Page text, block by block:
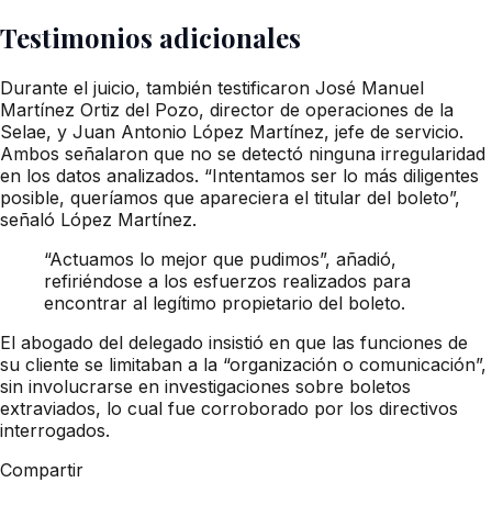
Testimonios adicionales
Durante el juicio, también testificaron José Manuel
Martínez Ortiz del Pozo, director de operaciones de la
Selae, y Juan Antonio López Martínez, jefe de servicio.
Ambos señalaron que no se detectó ninguna irregularidad
en los datos analizados. “Intentamos ser lo más diligentes
posible, queríamos que apareciera el titular del boleto”,
señaló López Martínez.
“Actuamos lo mejor que pudimos”, añadió,
refiriéndose a los esfuerzos realizados para
encontrar al legítimo propietario del boleto.
El abogado del delegado insistió en que las funciones de
su cliente se limitaban a la “organización o comunicación”,
sin involucrarse en investigaciones sobre boletos
extraviados, lo cual fue corroborado por los directivos
interrogados.
Compartir